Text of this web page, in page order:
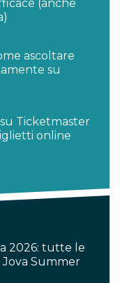
(anche
ascoltare
su
Ticketmaster
online
2026: tutte le
Summer